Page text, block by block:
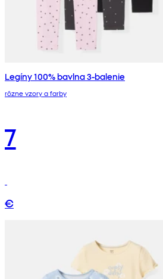
Legíny 100% bavlna 3-balenie
rôzne vzory a farby
7
€